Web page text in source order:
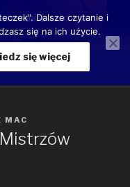
teraźniejszości oraz
MAC
Dalsze czytanie i
się na ich użycie.
się więcej